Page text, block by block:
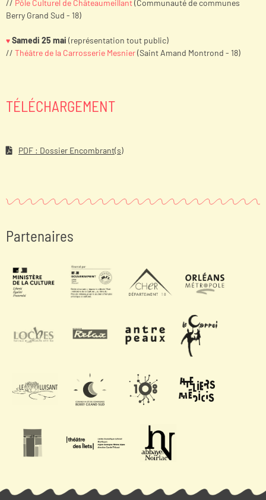
// Pôle Culturel de Châteaumeillant(Communauté de communes
Berry Grand Sud - 18)
♥ Samedi 25 mai (représentation tout public)
// Théâtre de la Carrosserie Mesnier(Saint Amand Montrond - 18)
TÉLÉCHARGEMENT
PDF : Dossier Encombrant(s)
Partenaires